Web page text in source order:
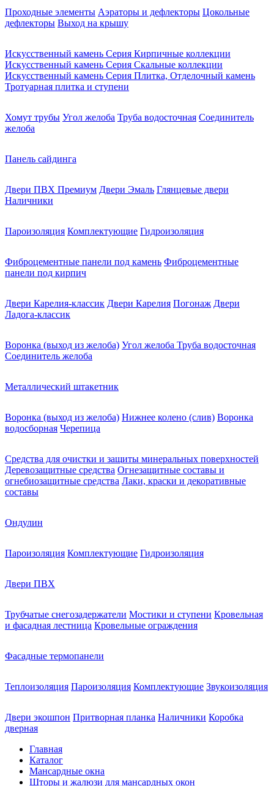
Проходные элементы Аэраторы и дефлекторы Цокольные
дефлекторы Выход на крышу
Искусственный камень Серия Кирпичные коллекции
Искусственный камень Серия Скальные коллекции
Искусственный камень Серия Плитка, Отделочный камень
Тротуарная плитка и ступени
Хомут трубы Угол желоба Труба водосточная Соединитель
желоба
Панель сайдинга
Двери ПВХ Премиум Двери Эмаль Глянцевые двери
Наличники
Пароизоляция Комплектующие Гидроизоляция
Фиброцементные панели под камень Фиброцементные
панели под кирпич
Двери Карелия-классик Двери Карелия Погонаж Двери
Ладога-классик
Воронка (выход из желоба) Угол желоба Труба водосточная
Соединитель желоба
Металлический штакетник
Воронка (выход из желоба) Нижнее колено (слив) Воронка
водосборная Черепица
Средства для очистки и защиты минеральных поверхностей
Деревозащитные средства Огнезащитные составы и
огнебиозащитные средства Лаки, краски и декоративные
составы
Ондулин
Пароизоляция Комплектующие Гидроизоляция
Двери ПВХ
Трубчатые снегозадержатели Мостики и ступени Кровельная
и фасадная лестница Кровельные ограждения
Фасадные термопанели
Теплоизоляция Пароизоляция Комплектующие Звукоизоляция
Двери экошпон Притворная планка Наличники Коробка
дверная
Главная
Каталог
Мансардные окна
Шторы и жалюзи для мансардных окон